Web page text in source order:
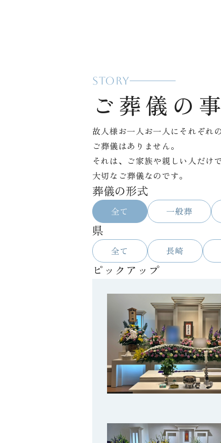
STORY
ご葬儀の
故人様お一人お一人にそれぞれ
ご葬儀はありません。
それは、ご家族や親しい人だけ
大切なご葬儀なのです。
葬儀の形式
全て 一般葬
県
全て 長崎
ピックアップ